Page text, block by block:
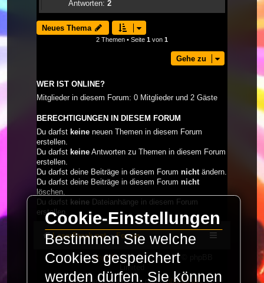
Antworten: 2
Neues Thema
2 Themen • Seite 1 von 1
Gehe zu
WER IST ONLINE?
Mitglieder in diesem Forum: 0 Mitglieder und 2 Gäste
BERECHTIGUNGEN IN DIESEM FORUM
Du darfst keine neuen Themen in diesem Forum
erstellen.
Du darfst keine Antworten zu Themen in diesem Forum
erstellen.
Du darfst deine Beiträge in diesem Forum nichtändern.
Du darfst deine Beiträge in diesem Forum nicht
löschen.
Du darfst keine Dateianhänge in diesem Forum
erstellen.
LaserFreak.net Forum
Powered byphpBB® Forum Software © phpBB
Limited
Deutsche Übersetzung durchphpBB.de
Cookie-Einstellungen
Bestimmen Sie welche
Cookies gespeichert
werden dürfen. Sie können